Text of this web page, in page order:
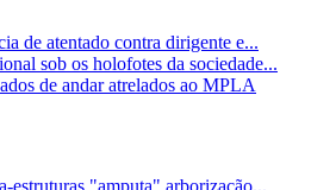
de atentado contra dirigente e...
sob os holofotes da sociedade...
de andar atrelados ao MPLA
estruturas "amputa" arborização...